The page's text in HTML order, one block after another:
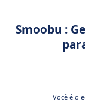
Smoobu :
Você é o